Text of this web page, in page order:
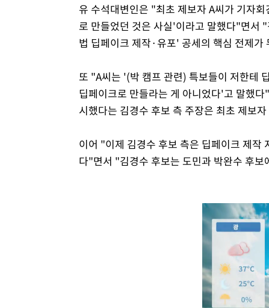
유 수석대변인은 "최초 제보자 A씨가 기자
로 만들었던 것은 사실'이라고 말했다"면서
법 딥페이크 제작·유포' 공세의 핵심 전제
또 "A씨는 '(박 캠프 관련) 특보들이 저한테
딥페이크로 만들라는 게 아니었다'고 말했
시했다는 김경수 후보 측 주장은 최초 제보
이어 "이제 김경수 후보 측은 딥페이크 제작
다"면서 "김경수 후보는 도민과 박완수 후